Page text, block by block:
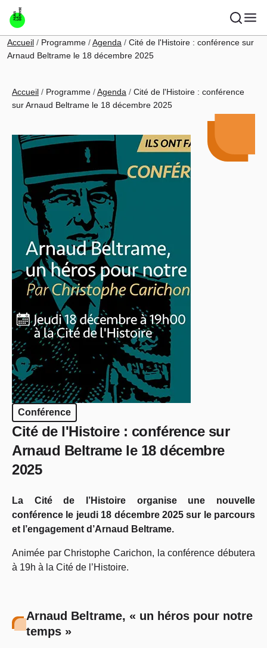
Aller au contenu principal
Fil d'Ariane
Accueil Programme Agenda
Cité de l'Histoire : conférence sur
Arnaud Beltrame le 18 décembre 2025
Fil d'Ariane
Accueil Programme Agenda
Cité de l'Histoire : conférence
sur Arnaud Beltrame le 18 décembre 2025
Conférence
Cité de l'Histoire : conférence sur
Arnaud Beltrame le 18 décembre
2025
La Cité de l’Histoire organise une nouvelle
conférence le jeudi 18 décembre 2025 sur le parcours
et l’engagement d’Arnaud Beltrame.
Animée par Christophe Carichon, la conférence débutera
à 19h à la Cité de l’Histoire.
Arnaud Beltrame, « un héros pour notre
temps »